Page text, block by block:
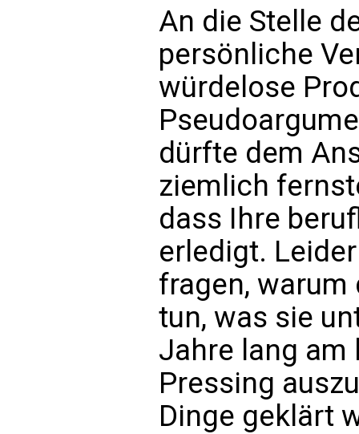
An die Stelle
persönliche
würdelose
dürfte dem
ziemlich
dass Ihre
erledigt.
fragen,
tun, was sie
Jahre lang am
Pressing
Dinge geklärt